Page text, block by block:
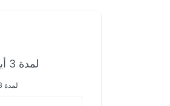
لمدة 3 أيام القادمة المدينه المنوره الطقس في